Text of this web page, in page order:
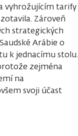
vyhrožujícím tarify
Zároveň
strategických
Arábie o
k jednacímu stolu.
zejména
na
svoji účast